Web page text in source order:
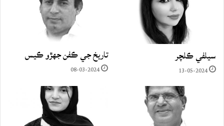
سيلفي ڪلچر
13-05-2024
تاريخ جي ڪفن جھڙو ڪيس
08-03-2024